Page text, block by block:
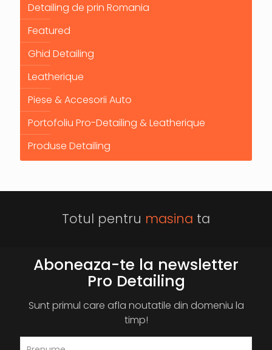
Detailing de prin Romania
Featured
Ghid Detailing
Leatherique
Piese & Accesorii Auto
Portofoliu Pro-Detailing & Leatherique
Produse Detailing
Totul pentru masina ta
Aboneaza-te la newsletter
Pro Detailing
Sunt primul care afla noutatile din domeniu la
timp!